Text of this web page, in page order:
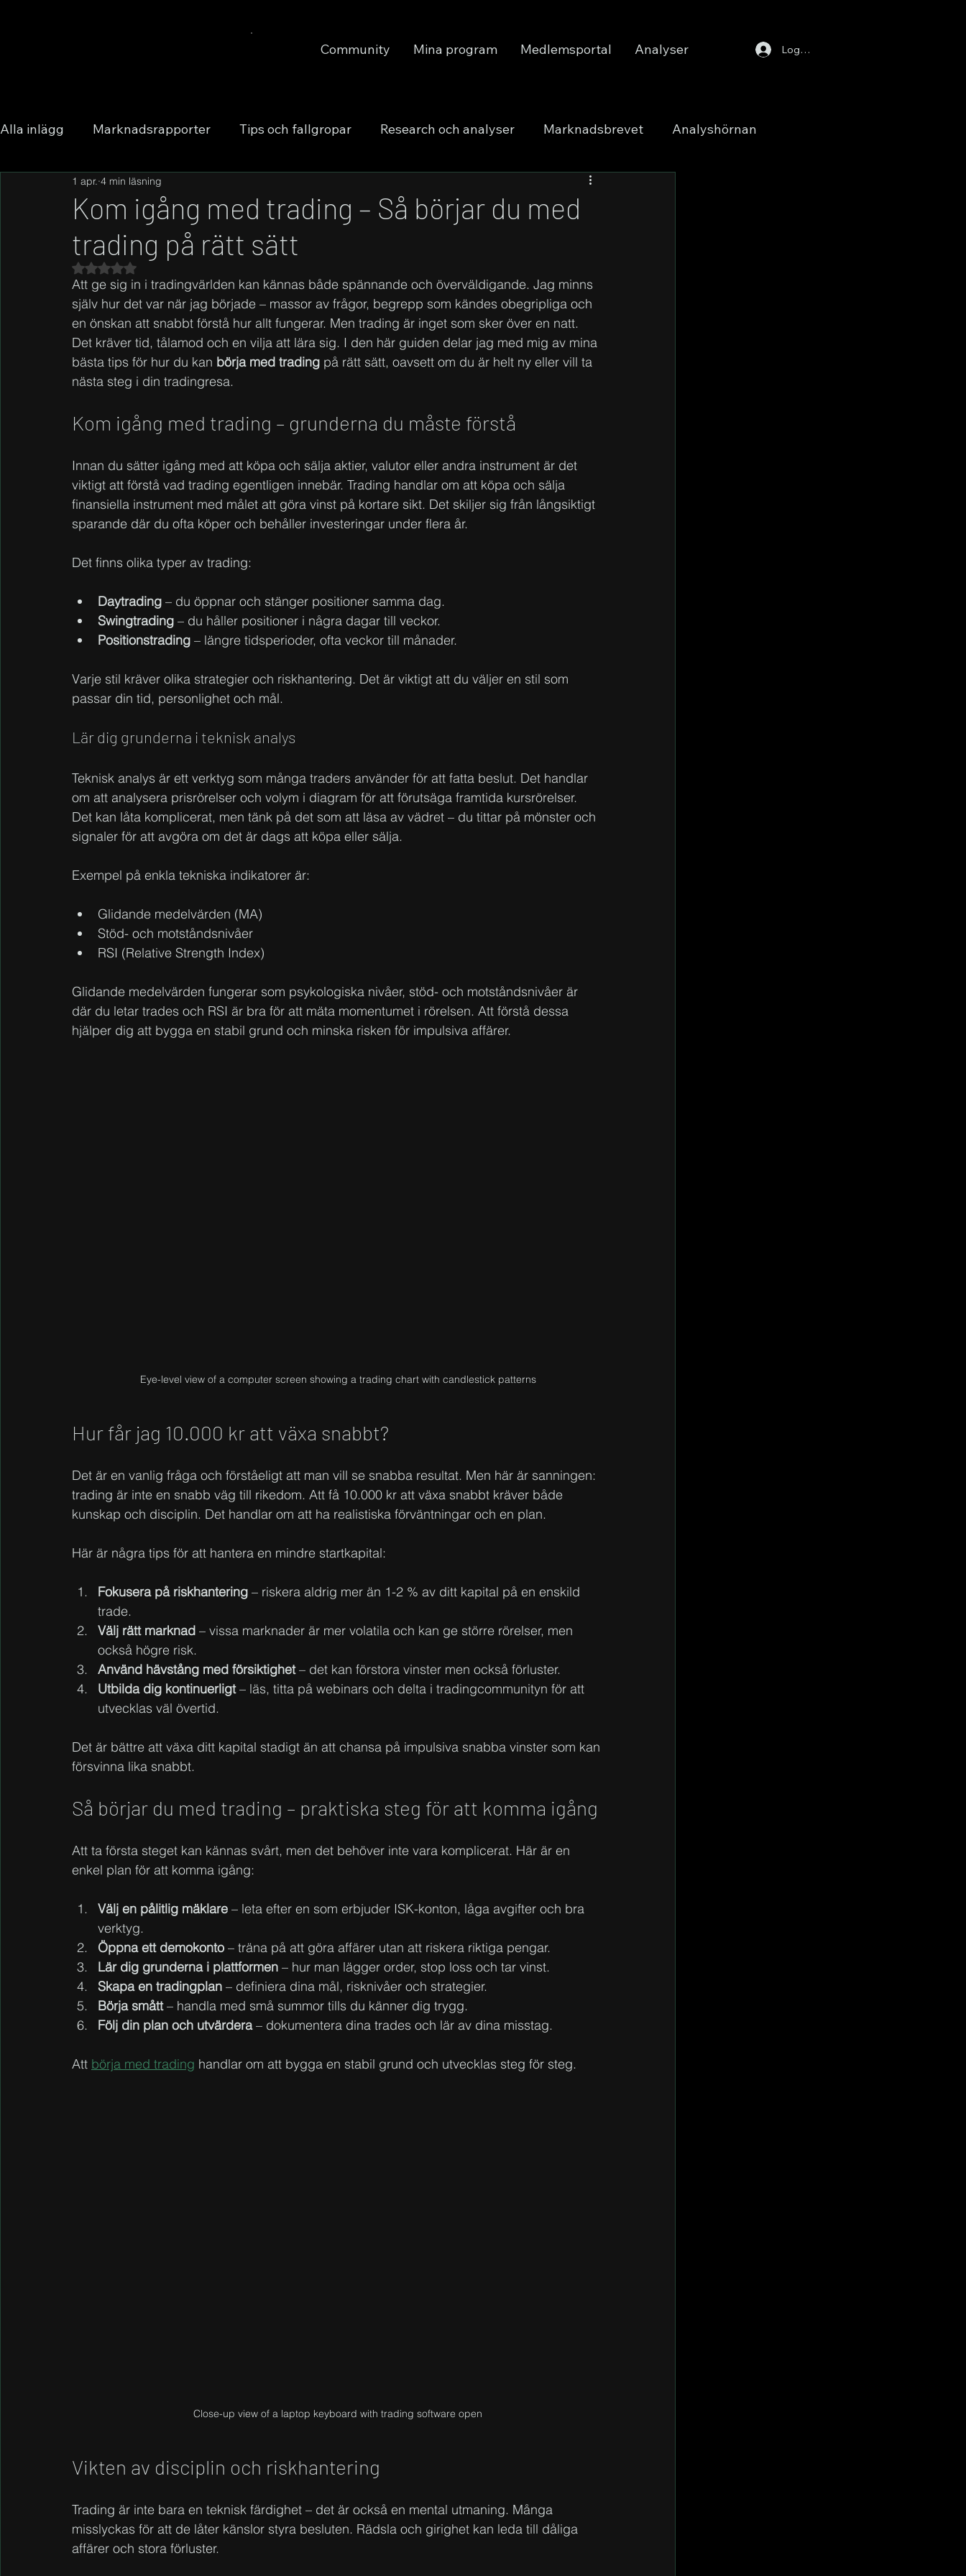
Community Mina program Medlemsportal Analyser Logga in
Alla inlägg Marknadsrapporter Tips och fallgropar Research och analyser Marknadsbrevet Analyshörnan
Kom igång med trading – Så börjar du med
trading på rätt sätt
1 apr. 4 min läsning
Betygsatt till NaN av 5 stjärnor.
Att ge sig in i tradingvärlden kan kännas både spännande och överväldigande. Jag minns
själv hur det var när jag började – massor av frågor, begrepp som kändes obegripliga och
en önskan att snabbt förstå hur allt fungerar. Men trading är inget som sker över en natt.
Det kräver tid, tålamod och en vilja att lära sig. I den här guiden delar jag med mig av mina
bästa tips för hur du kan börja med trading på rätt sätt, oavsett om du är helt ny eller vill ta
nästa steg i din tradingresa.
Kom igång med trading – grunderna du måste förstå
Innan du sätter igång med att köpa och sälja aktier, valutor eller andra instrument är det
viktigt att förstå vad trading egentligen innebär. Trading handlar om att köpa och sälja
finansiella instrument med målet att göra vinst på kortare sikt. Det skiljer sig från långsiktigt
sparande där du ofta köper och behåller investeringar under flera år.
Det finns olika typer av trading:
Daytrading – du öppnar och stänger positioner samma dag.
Swingtrading – du håller positioner i några dagar till veckor.
Positionstrading – längre tidsperioder, ofta veckor till månader.
Varje stil kräver olika strategier och riskhantering. Det är viktigt att du väljer en stil som
passar din tid, personlighet och mål.
Lär dig grunderna i teknisk analys
Teknisk analys är ett verktyg som många traders använder för att fatta beslut. Det handlar
om att analysera prisrörelser och volym i diagram för att förutsäga framtida kursrörelser.
Det kan låta komplicerat, men tänk på det som att läsa av vädret – du tittar på mönster och
signaler för att avgöra om det är dags att köpa eller sälja.
Exempel på enkla tekniska indikatorer är:
Glidande medelvärden (MA)
Stöd- och motståndsnivåer
RSI (Relative Strength Index)
Glidande medelvärden fungerar som psykologiska nivåer, stöd- och motståndsnivåer är
där du letar trades och RSI är bra för att mäta momentumet i rörelsen. Att förstå dessa
hjälper dig att bygga en stabil grund och minska risken för impulsiva affärer.
Eye-level view of a computer screen showing a trading chart with candlestick patterns
Hur får jag 10.000 kr att växa snabbt?
Det är en vanlig fråga och förståeligt att man vill se snabba resultat. Men här är sanningen:
trading är inte en snabb väg till rikedom. Att få 10.000 kr att växa snabbt kräver både
kunskap och disciplin. Det handlar om att ha realistiska förväntningar och en plan.
Här är några tips för att hantera en mindre startkapital:
Fokusera på riskhantering – riskera aldrig mer än 1-2 % av ditt kapital på en enskild
trade.
Välj rätt marknad – vissa marknader är mer volatila och kan ge större rörelser, men
också högre risk.
Använd hävstång med försiktighet – det kan förstora vinster men också förluster.
Utbilda dig kontinuerligt – läs, titta på webinars och delta i tradingcommunityn för att
utvecklas väl övertid.
Det är bättre att växa ditt kapital stadigt än att chansa på impulsiva snabba vinster som kan
försvinna lika snabbt.
Så börjar du med trading – praktiska steg för att komma igång
Att ta första steget kan kännas svårt, men det behöver inte vara komplicerat. Här är en
enkel plan för att komma igång:
Välj en pålitlig mäklare – leta efter en som erbjuder ISK-konton, låga avgifter och bra
verktyg.
Öppna ett demokonto – träna på att göra affärer utan att riskera riktiga pengar.
Lär dig grunderna i plattformen – hur man lägger order, stop loss och tar vinst.
Skapa en tradingplan – definiera dina mål, risknivåer och strategier.
Börja smått – handla med små summor tills du känner dig trygg.
Följ din plan och utvärdera – dokumentera dina trades och lär av dina misstag.
Att börja med trading handlar om att bygga en stabil grund och utvecklas steg för steg.
Close-up view of a laptop keyboard with trading software open
Vikten av disciplin och riskhantering
Trading är inte bara en teknisk färdighet – det är också en mental utmaning. Många
misslyckas för att de låter känslor styra besluten. Rädsla och girighet kan leda till dåliga
affärer och stora förluster.